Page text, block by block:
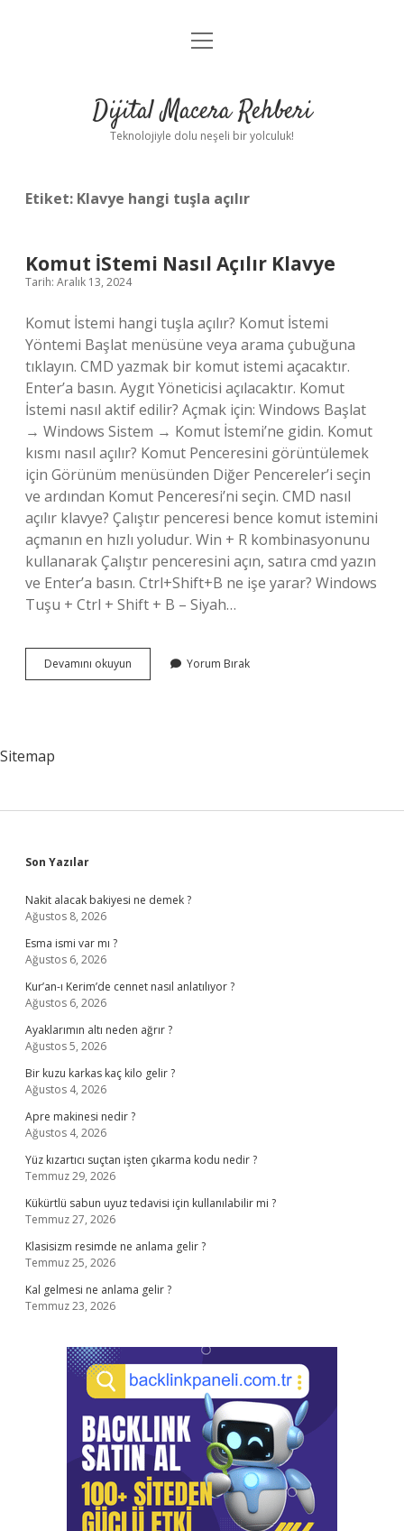
Anasayfa
Yasal Uyarı
menüyü
Dijital Macera Rehberi
Teknolojiyle dolu neşeli bir yolculuk!
Etiket: Klavye hangi tuşla açılır
Komut İStemi Nasıl Açılır Klavye
Tarih: Aralık 13, 2024
Komut İstemi hangi tuşla açılır? Komut İstemi
Yöntemi Başlat menüsüne veya arama çubuğuna
tıklayın. CMD yazmak bir komut istemi açacaktır.
Enter’a basın. Aygıt Yöneticisi açılacaktır. Komut
İstemi nasıl aktif edilir? Açmak için: Windows Başlat
→ Windows Sistem → Komut İstemi’ne gidin. Komut
kısmı nasıl açılır? Komut Penceresini görüntülemek
için Görünüm menüsünden Diğer Pencereler’i seçin
ve ardından Komut Penceresi’ni seçin. CMD nasıl
açılır klavye? Çalıştır penceresi bence komut istemini
açmanın en hızlı yoludur. Win + R kombinasyonunu
kullanarak Çalıştır penceresini açın, satıra cmd yazın
ve Enter’a basın. Ctrl+Shift+B ne işe yarar? Windows
Tuşu + Ctrl + Shift + B – Siyah…
Devamını okuyun
İStemi
Yorum Bırak
Sitemap
Sidebar
Son Yazılar
Nakit alacak bakiyesi ne demek ?
Ağustos 8, 2026
Esma ismi var mı ?
Ağustos 6, 2026
Kur’an-ı Kerim’de cennet nasıl anlatılıyor ?
Ağustos 6, 2026
Ayaklarımın altı neden ağrır ?
Ağustos 5, 2026
Bir kuzu karkas kaç kilo gelir ?
Ağustos 4, 2026
Apre makinesi nedir ?
Ağustos 4, 2026
Yüz kızartıcı suçtan işten çıkarma kodu nedir ?
Temmuz 29, 2026
Kükürtlü sabun uyuz tedavisi için kullanılabilir mi ?
Temmuz 27, 2026
Klasisizm resimde ne anlama gelir ?
Temmuz 25, 2026
Kal gelmesi ne anlama gelir ?
Temmuz 23, 2026